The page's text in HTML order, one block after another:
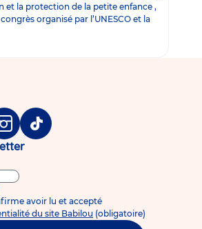
et la protection de la petite enfance ,
organisé par l’UNESCO et la
Tiktok
avoir lu et accepté
du site Babilou (obligatoire)